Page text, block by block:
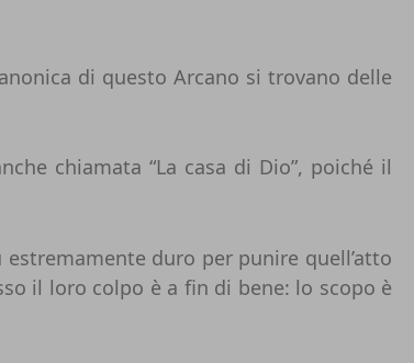
di questo Arcano si trovano delle
chiamata “La casa di Dio”, poiché il
duro per punire quell’atto
il loro colpo è a fin di bene: lo scopo è